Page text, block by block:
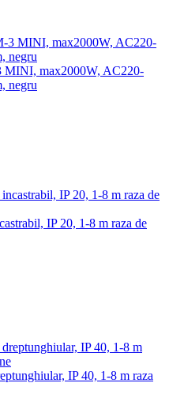
MINI, max2000W, AC220-
negru
IP 20, 1-8 m raza de
IP 40, 1-8 m raza